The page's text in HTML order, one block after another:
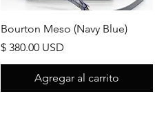
Vista rápida
Bourton Meso (Navy Blue)
Precio
$ 380.00 USD
Agregar al carrito